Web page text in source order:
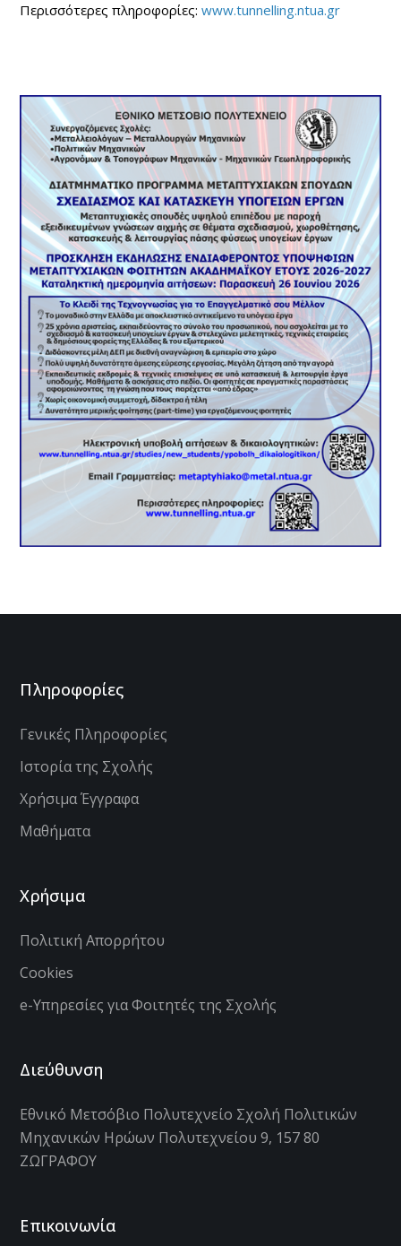
Περισσότερες πληροφορίες:www.tunnelling.ntua.gr
Πληροφορίες
Γενικές Πληροφορίες
Ιστορία της Σχολής
Χρήσιμα Έγγραφα
Μαθήματα
Χρήσιμα
Πολιτική Απορρήτου
Cookies
e-Υπηρεσίες για Φοιτητές της Σχολής
Διεύθυνση
Εθνικό Μετσόβιο Πολυτεχνείο Σχολή Πολιτικών
Μηχανικών Ηρώων Πολυτεχνείου 9, 157 80
ΖΩΓΡΑΦΟΥ
Επικοινωνία